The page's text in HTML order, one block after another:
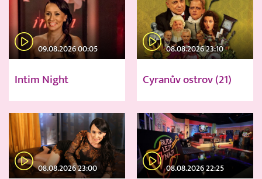
09.08.2026 00:05
Intim Night
08.08.2026 23:10
Cyranův ostrov (21)
08.08.2026 23:00 08.08.2026 22:25